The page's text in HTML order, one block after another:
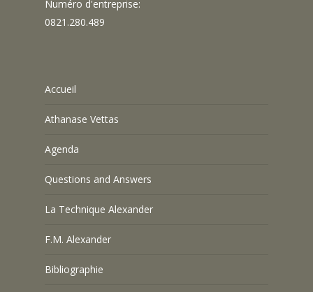
Numéro d'entreprise:
0821.280.489
Accueil
Athanase Vettas
Agenda
Questions and Answers
La Technique Alexander
F.M. Alexander
Bibliographie